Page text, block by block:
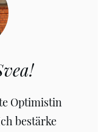
Optimistin
bestärke